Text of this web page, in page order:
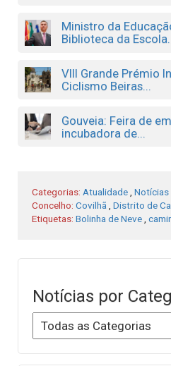
Ministro da
Biblioteca da
VIII Grande Prémio
Ciclismo Beiras...
Gouveia: Feira de
incubadora de...
Categorias: Atualidade Notícias
Concelho: Covilhã
Distrito de
Etiquetas: Bolinha de Neve
Notícias por